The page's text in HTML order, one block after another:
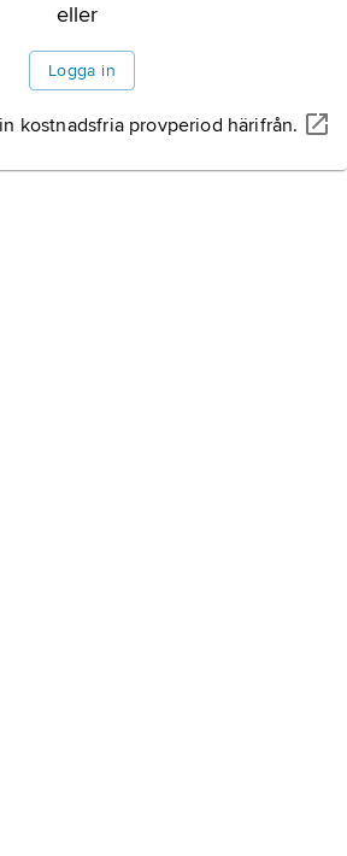
eller
Logga in
kostnadsfria provperiod härifrån.